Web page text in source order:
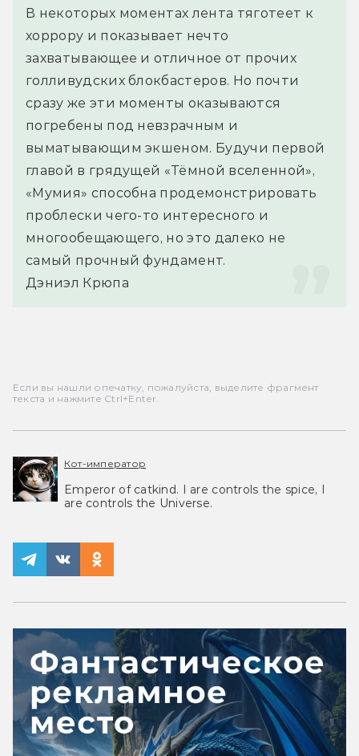
В некоторых моментах лента тяготеет к
хоррору и показывает нечто
захватывающее и отличное от прочих
голливудских блокбастеров. Но почти
сразу же эти моменты оказываются
погребены под невзрачным и
выматывающим экшеном. Будучи первой
главой в грядущей «Тёмной вселенной»,
«Мумия» способна продемонстрировать
проблески чего-то интересного и
многообещающего, но это далеко не
самый прочный фундамент.
Дэниэл Крюпа
Если вы нашли опечатку, пожалуйста, выделите фрагмент
текста и нажмите Ctrl+Enter.
Кот-император
Emperor of catkind. I are controls the spice, I
are controls the Universe.